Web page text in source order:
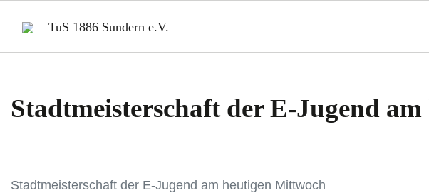
TuS 1886 Sundern e.V.
Stadtmeisterschaft der E-Jugend
Stadtmeisterschaft der E-Jugend am heutigen Mittwoch